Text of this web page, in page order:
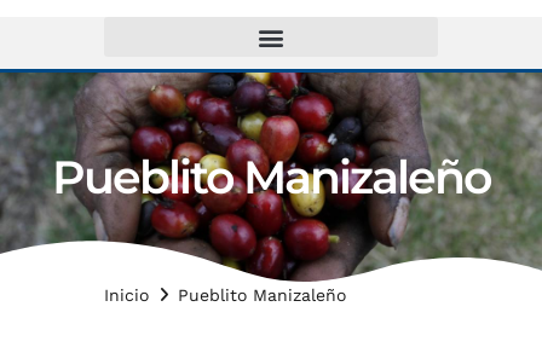
Pueblito Manizaleño
Inicio Pueblito Manizaleño